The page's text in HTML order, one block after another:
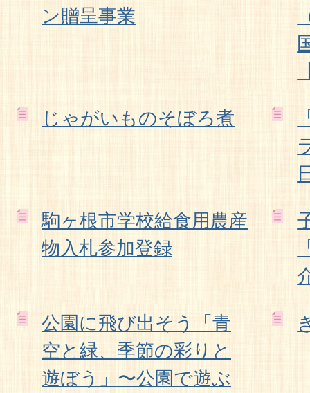
ン贈呈事業
じゃがいものそぼろ煮
駒ヶ根市学校給食用農産
物入札参加登録
公園に飛び出そう「青
空と緑、季節の彩りと
遊ぼう」〜公園で遊ぶ